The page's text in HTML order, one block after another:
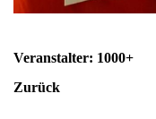
Veranstalter: 1000+
Zurück